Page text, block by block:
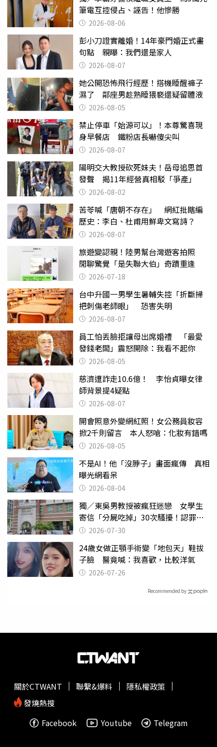
筆電互控侵占、誣告！他慘勝
2026-08-06
彭小刀證實離婚！14年豪門婚正式畫
句點 親曝：我們還是家人
2026-08-07
她公開恐怖飛行經歷！搭機睡醒褲子
濕了 鄰座男趁熟睡猥褻還疑留體液
2026-08-05
禁止停車「始源可以」！本尊驚喜現
身早餐店 鐵粉店長嚇傻尖叫
2026-08-07
陽明交大教授砍死妹夫！岳母追思首
發聲 揭11年經營真相駁「爭產」
2026-08-02
苦苓喊「唐朝不存在」 網紅批瞎編
歷史：李白、杜甫用鮮卑文寫詩？
2026-08-07
旅遊變認親！陸男幫台灣遊客拍照
閒聊驚覺「是失聯大伯」奇蹟重逢
2026-07-18
台中升國一男學生暑輔失控「折斷掃
把刺傷老師眼」 恐害失明
2026-08-07
員工怕丟臉拒讓母出席婚禮 「最愛
發錢老闆」震怒開除：我看不起你
2026-08-05
慈濟遭詐走10.6億！ 李怡貞曝女律
師背景提4疑點
2026-08-07
開會照意外變網紅照！女公務員妝容
掀2千則留言 本人怒嗆：化妝有錯嗎
2026-08-05
不是AI！他「沒脖子」畫面瘋傳 真相
曝光網看呆
2026-08-04
獨／東吳男教授被瘋狂迷戀 女學生
寄信「分屍吃掉」30次騷擾！認罪免
關 2026-07-30
24歲女做正顎手術變「地包天」鞋拔
子臉 醫竟喊：我喜歡，比較洋氣
2026-07-26
Recommended by
關於CTWANT 聯繫&爆料
隱私權政策
發燒熱搜
Facebook
Youtube Telegram